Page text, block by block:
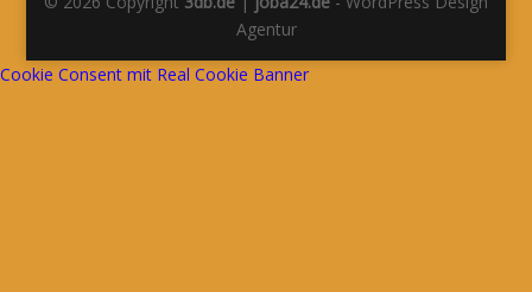
Agentur
Cookie Consent mit Real Cookie Banner